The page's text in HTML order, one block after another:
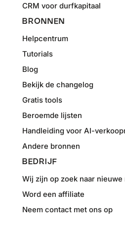
CRM voor durfkapitaal
BRONNEN
Helpcentrum
Tutorials
Blog
Bekijk de changelog
Gratis tools
Beroemde lijsten
Handleiding voor AI-
Andere bronnen
BEDRIJF
Wij zijn op zoek naar
Word een affiliate
Neem contact met ons op